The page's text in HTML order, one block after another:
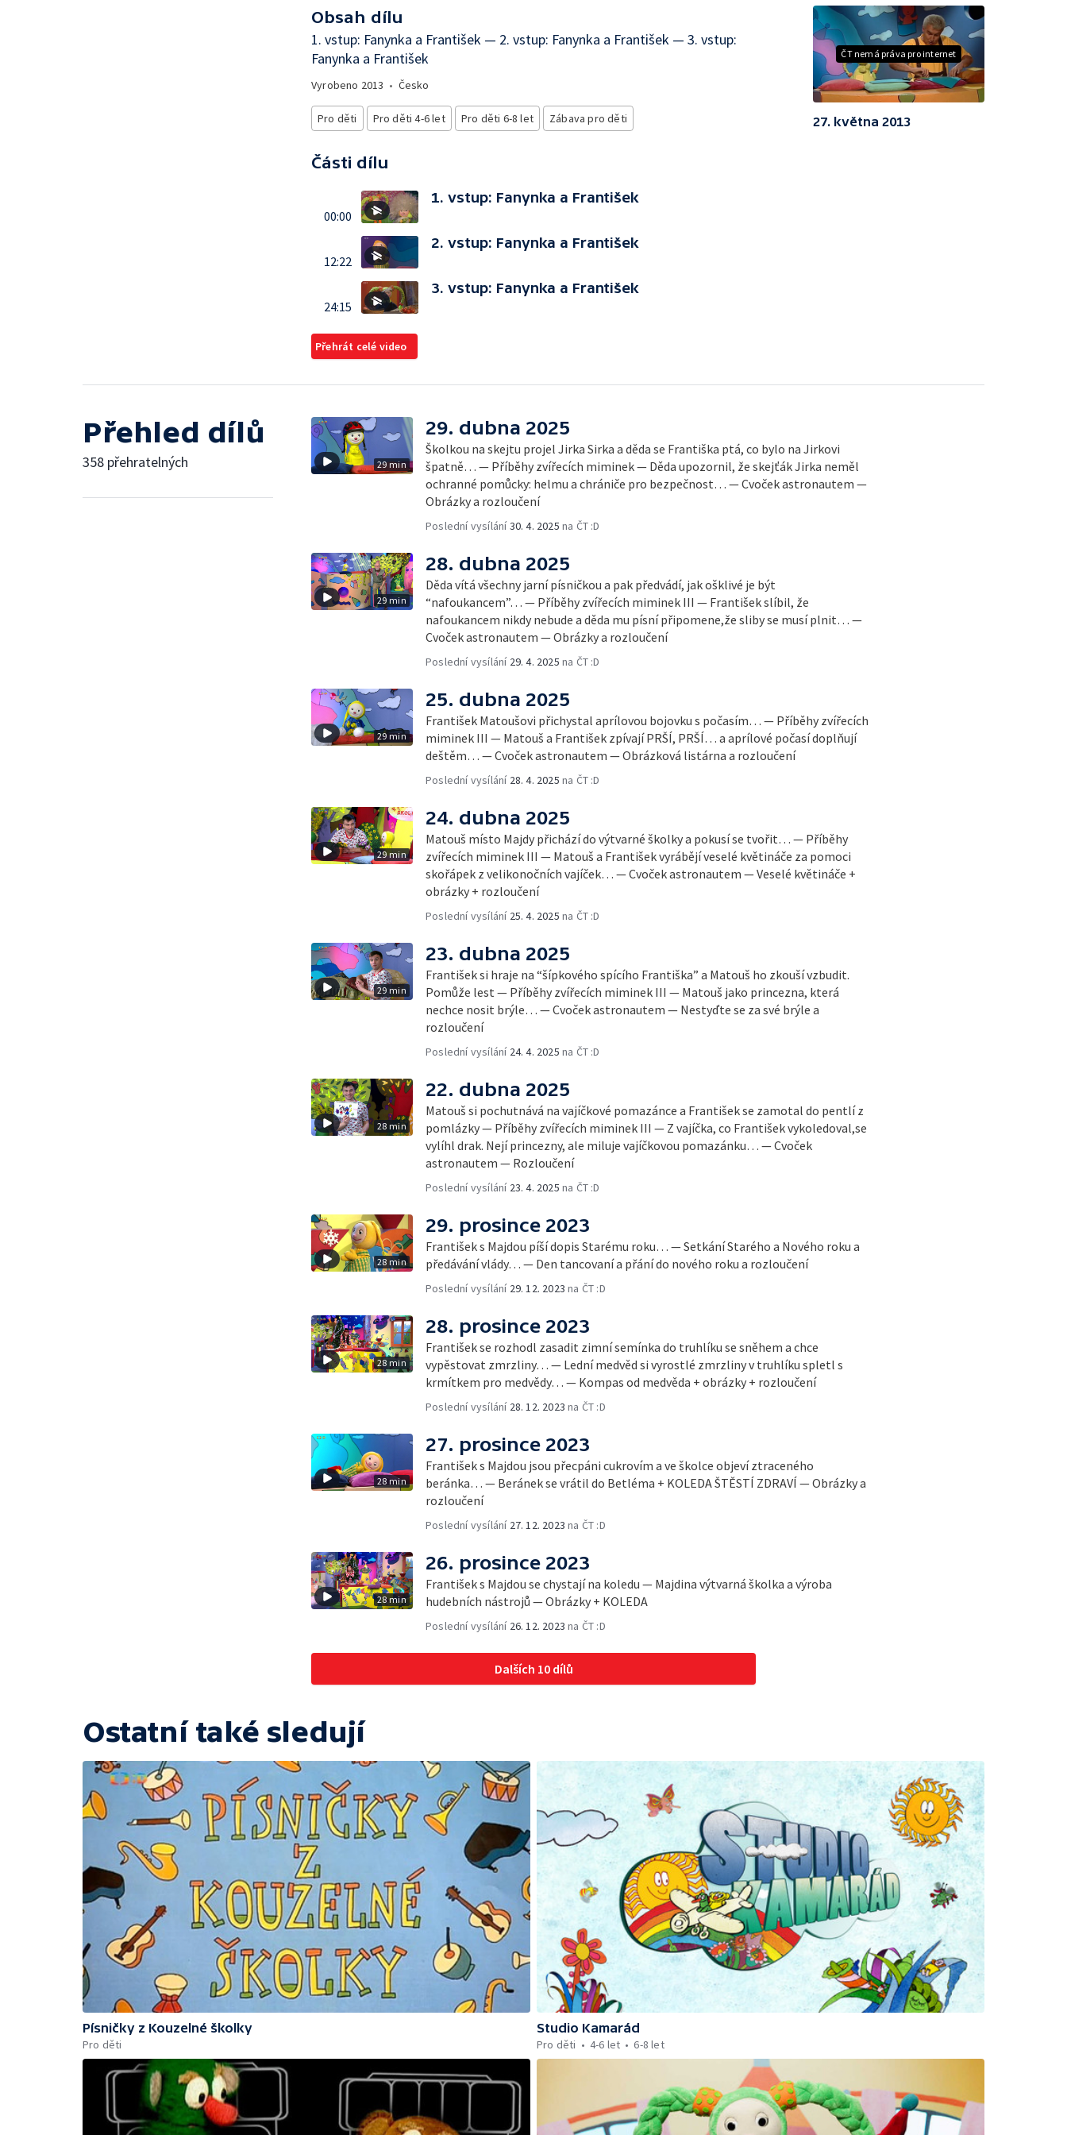
Obsah dílu
1. vstup: Fanynka a František — 2. vstup: Fanynka a František — 3. vstup:
Fanynka a František
Vyrobeno 2013 • Česko
Pro děti Pro děti 4-6 let Pro děti 6-8 let Zábava pro děti
Části dílu
00:00
1. vstup: Fanynka a František
12:22
2. vstup: Fanynka a František
24:15
3. vstup: Fanynka a František
Přehrát celé video
ČT nemá práva pro internet
27. května 2013
Přehled dílů
358 přehratelných 29 min
29. dubna 2025
Školkou na skejtu projel Jirka Sirka a děda se Františka ptá, co bylo na Jirkovi
špatně… — Příběhy zvířecích miminek — Děda upozornil, že skejťák Jirka neměl
ochranné pomůcky: helmu a chrániče pro bezpečnost… — Cvoček astronautem —
Obrázky a rozloučení
Poslední vysílání30. 4. 2025 na ČT :D
29 min
28. dubna 2025
Děda vítá všechny jarní písničkou a pak předvádí, jak ošklivé je být
“nafoukancem”… — Příběhy zvířecích miminek III — František slíbil, že
nafoukancem nikdy nebude a děda mu písní připomene,že sliby se musí plnit… —
Cvoček astronautem — Obrázky a rozloučení
Poslední vysílání 29. 4. 2025 na ČT :D
29 min
25. dubna 2025
František Matoušovi přichystal aprílovou bojovku s počasím… — Příběhy zvířecích
miminek III — Matouš a František zpívají PRŠÍ, PRŠÍ… a aprílové počasí doplňují
deštěm… — Cvoček astronautem — Obrázková listárna a rozloučení
Poslední vysílání 28. 4. 2025 na ČT :D
29 min
24. dubna 2025
Matouš místo Majdy přichází do výtvarné školky a pokusí se tvořit… — Příběhy
zvířecích miminek III — Matouš a František vyrábějí veselé květináče za pomoci
skořápek z velikonočních vajíček… — Cvoček astronautem — Veselé květináče +
obrázky + rozloučení
Poslední vysílání 25. 4. 2025 na ČT :D
29 min
23. dubna 2025
František si hraje na “šípkového spícího Františka” a Matouš ho zkouší vzbudit.
Pomůže lest — Příběhy zvířecích miminek III — Matouš jako princezna, která
nechce nosit brýle… — Cvoček astronautem — Nestyďte se za své brýle a
rozloučení
Poslední vysílání 24. 4. 2025 na ČT :D
28 min
22. dubna 2025
Matouš si pochutnává na vajíčkové pomazánce a František se zamotal do pentlí z
pomlázky — Příběhy zvířecích miminek III — Z vajíčka, co František vykoledoval,se
vylíhl drak. Nejí princezny, ale miluje vajíčkovou pomazánku… — Cvoček
astronautem — Rozloučení
Poslední vysílání 23. 4. 2025 na ČT :D
28 min
29. prosince 2023
František s Majdou píší dopis Starému roku… — Setkání Starého a Nového roku a
předávání vlády… — Den tancovaní a přání do nového roku a rozloučení
Poslední vysílání 29. 12. 2023 na ČT :D
28 min
28. prosince 2023
František se rozhodl zasadit zimní semínka do truhlíku se sněhem a chce
vypěstovat zmrzliny… — Lední medvěd si vyrostlé zmrzliny v truhlíku spletl s
krmítkem pro medvědy… — Kompas od medvěda + obrázky + rozloučení
Poslední vysílání 28. 12. 2023 na ČT :D
28 min
27. prosince 2023
František s Majdou jsou přecpáni cukrovím a ve školce objeví ztraceného
beránka… — Beránek se vrátil do Betléma + KOLEDA ŠTĚSTÍ ZDRAVÍ — Obrázky a
rozloučení
Poslední vysílání 27. 12. 2023 na ČT :D
28 min
26. prosince 2023
František s Majdou se chystají na koledu — Majdina výtvarná školka a výroba
hudebních nástrojů — Obrázky + KOLEDA
Poslední vysílání 26. 12. 2023 na ČT :D
Dalších 10 dílů
Ostatní také sledují
Písničky z Kouzelné školky
Pro děti
Studio Kamarád
Pro děti
4-6 let 6-8 let